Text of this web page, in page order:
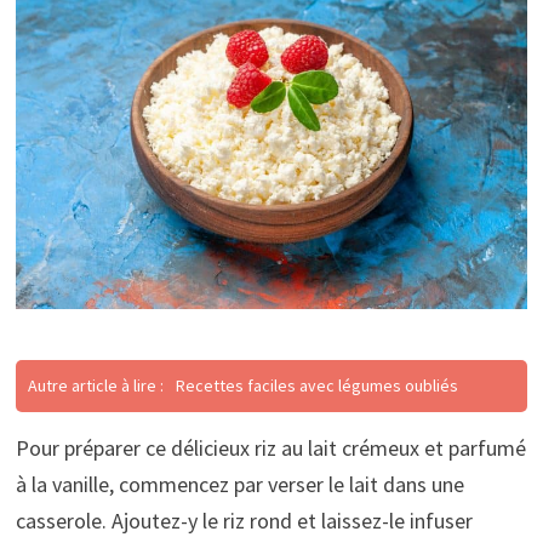
Autre article à lire : Recettes faciles avec légumes oubliés
Pour préparer ce délicieux riz au lait crémeux et parfumé
à la vanille, commencez par verser le lait dans une
casserole. Ajoutez-y le riz rond et laissez-le infuser